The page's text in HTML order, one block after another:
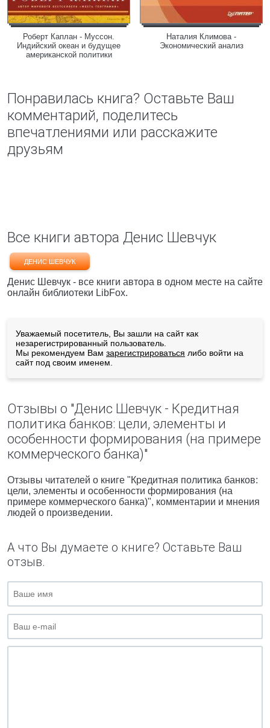
Роберт Каплан - Муссон.
Индийский океан и будущее
американской политики
Наталия Климова -
Экономический анализ
Понравилась книга? Оставьте Ваш
комментарий, поделитесь
впечатлениями или расскажите
друзьям
Все книги автора Денис Шевчук
ДЕНИС ШЕВЧУК
Денис Шевчук - все книги автора в одном месте на сайте
онлайн библиотеки LibFox.
Уважаемый посетитель, Вы зашли на сайт как
незарегистрированный пользователь.
Мы рекомендуем Вам зарегистрироваться либо войти на
сайт под своим именем.
Отзывы о "Денис Шевчук - Кредитная
политика банков: цели, элементы и
особенности формирования (на примере
коммерческого банка)"
Отзывы читателей о книге "Кредитная политика банков:
цели, элементы и особенности формирования (на
примере коммерческого банка)", комментарии и мнения
людей о произведении.
А что Вы думаете о книге? Оставьте Ваш
отзыв.